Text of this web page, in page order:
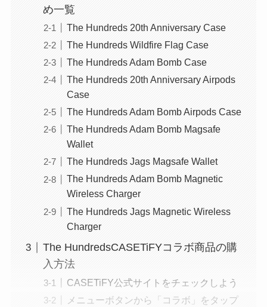
め一覧
The Hundreds 20th Anniversary Case
The Hundreds Wildfire Flag Case
The Hundreds Adam Bomb Case
The Hundreds 20th Anniversary Airpods
Case
The Hundreds Adam Bomb Airpods Case
The Hundreds Adam Bomb Magsafe
Wallet
The Hundreds Jags Magsafe Wallet
The Hundreds Adam Bomb Magnetic
Wireless Charger
The Hundreds Jags Magnetic Wireless
Charger
The HundredsCASETiFYコラボ商品の購
入方法
CASETiFY公式サイトをチェックしよう
メニューボタンから「コラボ」をタップ